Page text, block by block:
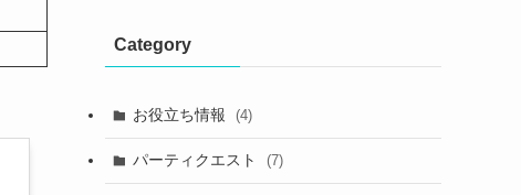
Category
お役立ち情報 (4)
パーティクエスト (7)